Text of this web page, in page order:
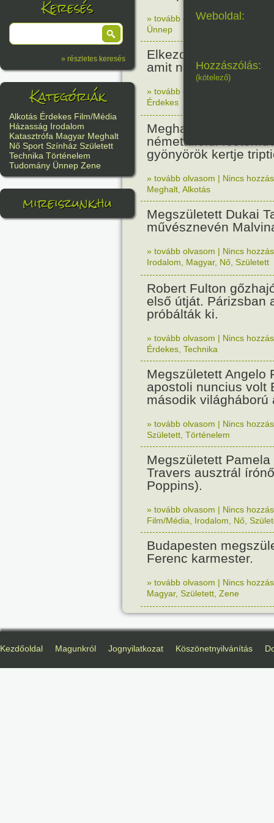
Keresés
» részletes keresés
Kategóriák
Alkotás Érdekes Film/Média
Házasság Irodalom
Katasztrófa Magyar Meghalt
Nő Sport Színház Született
Technika Történelem
Tudomány Ünnep Zene
mireiszunk.hu
» tovább olvasom|Nincs
Ünnep
Elkezdődött a pisai
amit nem terveztek
» tovább olvasom
Érdekes
Meghalt Hieronymus
németalföldi
gyönyörök kertje
» tovább olvasom | Nincs
Meghalt Alkotás
Megszületett Dukai
művésznevén
» tovább olvasom | Nincs
Irodalom
Magyar, Nő Született
Robert Fulton
első útját. Párizsban
próbálták ki.
» tovább olvasom | Nincs
Érdekes Technika
Megszületett Angelo
apostoli nuncius volt
második világháború
» tovább olvasom | Nincs
Született Történelem
Megszületett Pamela
Travers ausztrál
Poppins).
» tovább olvasom | Nincs
Film/Média
Irodalom Nő
Budapesten
Ferenc karmester.
» tovább olvasom | Nincs
Magyar, Született Zene
Weboldal:
Hozzászólás:
(kötelező)
Kezdőoldal Magunkról Jognyilatkozat Köszönetnyilvánítás